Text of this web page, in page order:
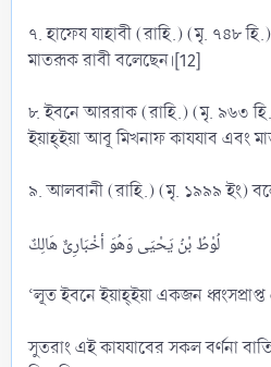
৭. হাফেয যাহাবী (রাহি.) (মৃ. ৭৪৮
মাতরূক রাবী বলেছেন।[12]
৮. ইবনে আররাক (রাহি.) (মৃ. ৯৬৩
ইয়াহ্ইয়া আবূ মিখনাফ কাযযাব এবং
৯. আলবানী (রাহি.) (মৃ. ১৯৯৯ ইং)
لُوْطُ بْنُ يَحْيَى وَهُوَ أخْبَارِىٌّ هَالِكٌ
‘লূত ইবনে ইয়াহ্ইয়া একজন
সুতরাং এই কাযযাবের সকল বর্ণনা